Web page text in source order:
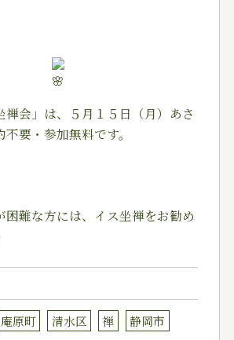
禅会」は、５月１５日（月）あさ
要・参加無料です。
難な方には、イス坐禅をお勧め
庵原町 清水区 禅 静岡市